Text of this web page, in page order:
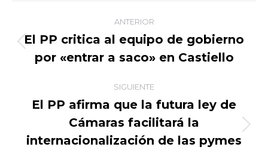
Navegación
entre
publicaciones
ANTERIOR
Publicación
anterior:
El PP critica al equipo de gobierno
por «entrar a saco» en Castiello
SIGUIENTE
Publicación
siguiente:
El PP afirma que la futura ley de
Cámaras facilitará la
internacionalización de las pymes